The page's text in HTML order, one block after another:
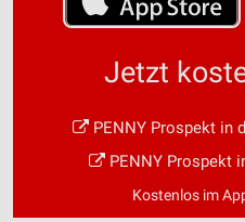
Jetzt
PENNY Prospekt in
PENNY Prospekt
Kostenlos im